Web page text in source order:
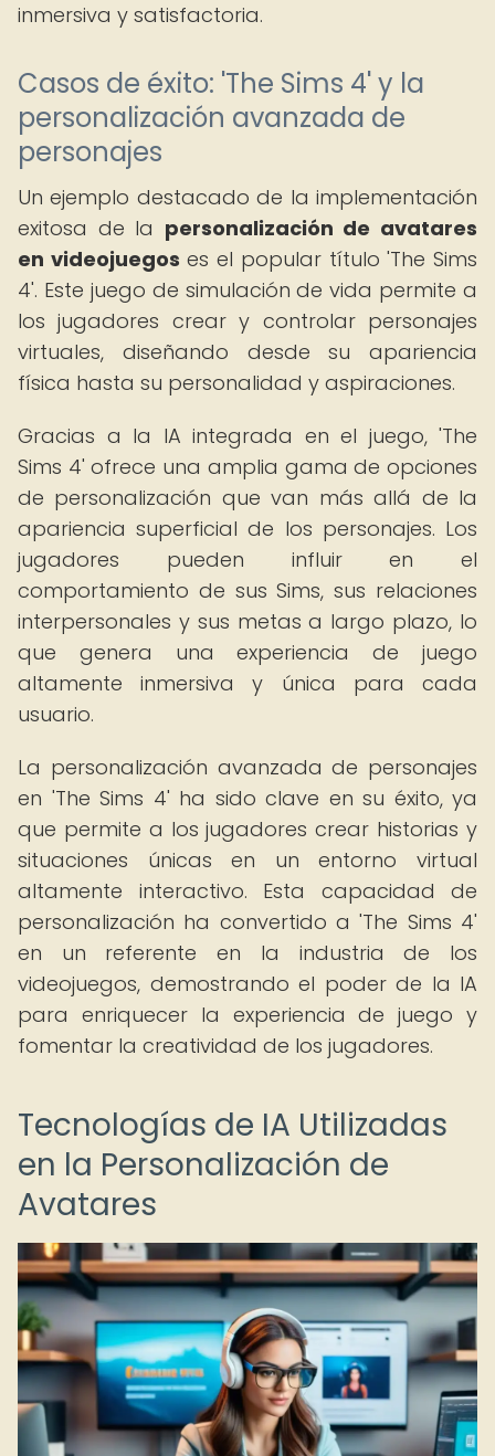
inmersiva y satisfactoria.
Casos de éxito: 'The Sims 4' y la
personalización avanzada de
personajes
Un ejemplo destacado de la implementación
exitosa de la personalización de avatares
en videojuegos es el popular título 'The Sims
4'. Este juego de simulación de vida permite a
los jugadores crear y controlar personajes
virtuales, diseñando desde su apariencia
física hasta su personalidad y aspiraciones.
Gracias a la IA integrada en el juego, 'The
Sims 4' ofrece una amplia gama de opciones
de personalización que van más allá de la
apariencia superficial de los personajes. Los
jugadores pueden influir en el
comportamiento de sus Sims, sus relaciones
interpersonales y sus metas a largo plazo, lo
que genera una experiencia de juego
altamente inmersiva y única para cada
usuario.
La personalización avanzada de personajes
en 'The Sims 4' ha sido clave en su éxito, ya
que permite a los jugadores crear historias y
situaciones únicas en un entorno virtual
altamente interactivo. Esta capacidad de
personalización ha convertido a 'The Sims 4'
en un referente en la industria de los
videojuegos, demostrando el poder de la IA
para enriquecer la experiencia de juego y
fomentar la creatividad de los jugadores.
Tecnologías de IA Utilizadas
en la Personalización de
Avatares